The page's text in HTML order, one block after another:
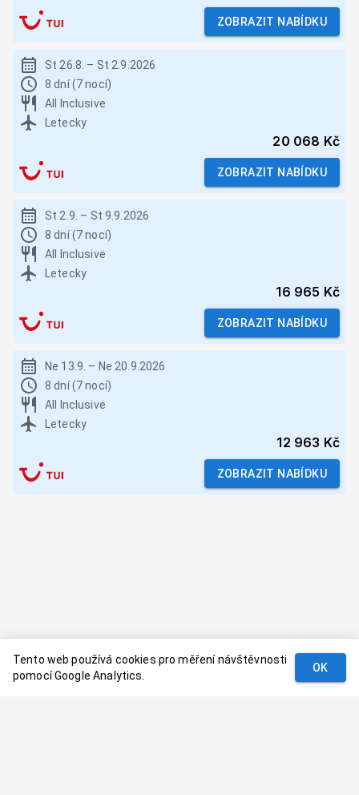
ZOBRAZIT NABÍDKU
St 26.8. – St 2.9.2026
8 dní (7 nocí)
All Inclusive
Letecky
20 068 Kč
ZOBRAZIT NABÍDKU
St 2.9. – St 9.9.2026
8 dní (7 nocí)
All Inclusive
Letecky
16 965 Kč
ZOBRAZIT NABÍDKU
Ne 13.9. – Ne 20.9.2026
8 dní (7 nocí)
All Inclusive
Letecky
12 963 Kč
ZOBRAZIT NABÍDKU
Tento web používá cookies pro měření návštěvnosti
pomocí Google Analytics.
OK